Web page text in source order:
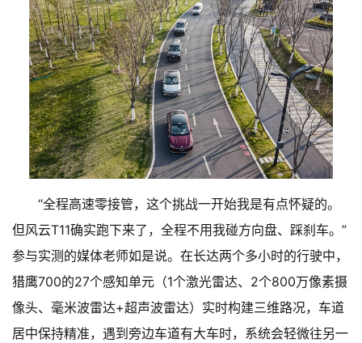
“全程高速零接管，这个挑战一开始我是有点怀疑的。
但风云T11确实跑下来了，全程不用我碰方向盘、踩刹车。”
参与实测的媒体老师如是说。在长达两个多小时的行驶中，
猎鹰700的27个感知单元（1个激光雷达、2个800万像素摄
像头、毫米波雷达+超声波雷达）实时构建三维路况，车道
居中保持精准，遇到旁边车道有大车时，系统会轻微往另一